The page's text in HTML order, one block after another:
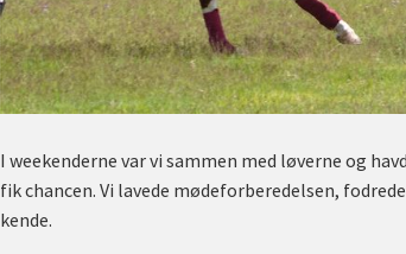
I weekenderne var vi sammen med løverne og
fik chancen. Vi lavede mødeforberedelsen,
kende.